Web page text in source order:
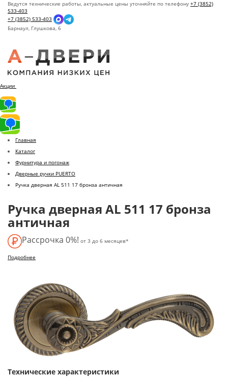
Ведутся технические работы, актуальные цены уточняйте по телефону +7 (3852)
533-403
+7 (3852) 533-403
Барнаул, Глушкова, 6
Акции
Главная
Каталог
Фурнитура и погонаж
Дверные ручки PUERTO
Ручка дверная AL 511 17 бронза античная
Ручка дверная AL 511 17 бронза
античная
Рассрочка 0%! от 3 до 6 месяцев*
Подробнее
Технические характеристики